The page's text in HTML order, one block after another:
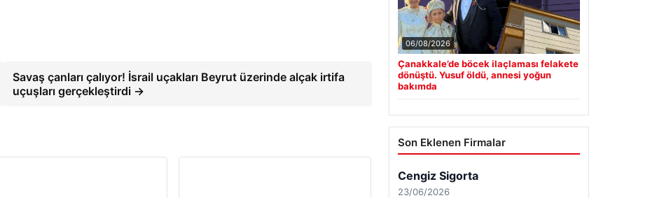
Savaş çanları çalıyor! İsrail uçakları Beyrut üzerinde alçak irtifa
uçuşları gerçekleştirdi →
06/08/2026
Çanakkale’de böcek ilaçlaması felakete
dönüştü. Yusuf öldü, annesi yoğun
bakımda
Son Eklenen Firmalar